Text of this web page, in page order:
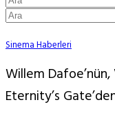
Sinema Haberleri
Willem Dafoe’nün,
Eternity’s